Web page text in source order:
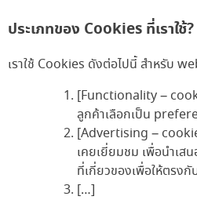
ประเภทของ Cookies ที่เราใช้?
เราใช้ Cookies ดังต่อไปนี้ สำหรับ
[Functionality –
ลูกค้าเลือกเป็น
[Advertising –
เคยเยี่ยมชม เพื่อนำเส
ที่เกี่ยวของเพื่อให้ตรง
[…]